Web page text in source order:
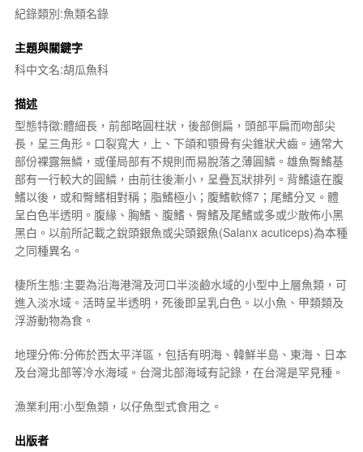
紀錄類別:魚類名錄
主題與關鍵字
科中文名:胡瓜魚科
描述
型態特徵:體細長，前部略圓柱狀，後部側扁，頭部平扁而吻部尖
長，呈三角形。口裂寬大，上、下頜和顎骨有尖錐狀犬齒。通常大
部份裸露無鱗，或僅局部有不規則而易脫落之薄圓鱗。雄魚臀鰭基
部有一行較大的圓鱗，由前往後漸小，呈疊瓦狀排列。背鰭遠在腹
鰭以後，或和臀鰭相對稱；脂鰭極小；腹鰭軟條7；尾鰭分叉。體
呈白色半透明。腹緣、胸鰭、腹鰭、臀鰭及尾鰭或多或少散佈小黑
黑白。以前所記載之銳頭銀魚或尖頭銀魚(Salanx acuticeps)為本種
之同種異名。
棲所生態:主要為沿海港灣及河口半淡鹼水域的小型中上層魚類，可
進入淡水域。活時呈半透明，死後即呈乳白色。以小魚、甲類類及
浮游動物為食。
地理分佈:分佈於西太平洋區，包括有明海、韓鮮半島、東海、日本
及台灣北部等冷水海域。台灣北部海域有記錄，在台灣是罕見種。
漁業利用:小型魚類，以仔魚型式食用之。
出版者